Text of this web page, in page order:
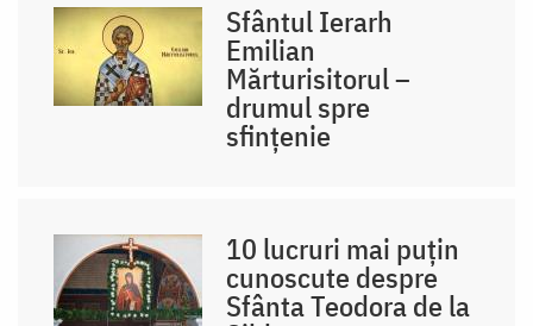
Sfântul Ierarh
Emilian
Mărturisitorul –
drumul spre
sfințenie
10 lucruri mai puțin
cunoscute despre
Sfânta Teodora de la